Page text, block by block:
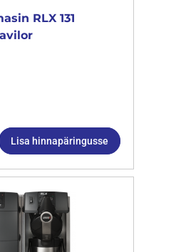
RLX 131
Lisa hinnapäringusse